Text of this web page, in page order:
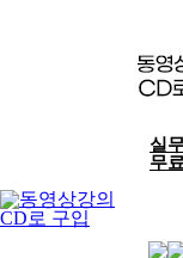
실
무